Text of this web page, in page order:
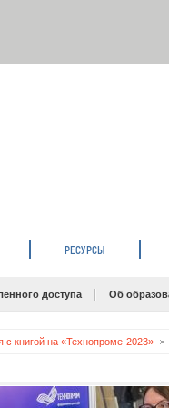
РЕСУРСЫ
доступа Об
с книгой на «Технопроме-2023»